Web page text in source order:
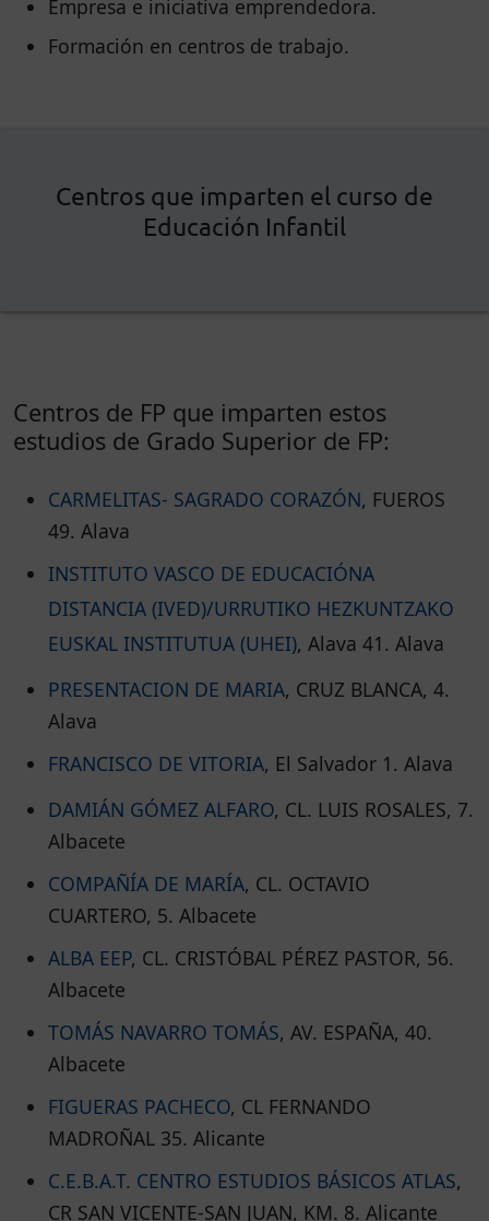
Empresa e iniciativa emprendedora.
Formación en centros de trabajo.
Centros que imparten el curso de
Educación Infantil
Centros de FP que imparten estos
estudios de Grado Superior de FP:
CARMELITAS- SAGRADO CORAZÓN, FUEROS
49. Alava
INSTITUTO VASCO DE EDUCACIÓNA
DISTANCIA (IVED)/URRUTIKO HEZKUNTZAKO
EUSKAL INSTITUTUA (UHEI), Alava 41. Alava
PRESENTACION DE MARIA, CRUZ BLANCA, 4.
Alava
FRANCISCO DE VITORIA, El Salvador 1. Alava
DAMIÁN GÓMEZ ALFARO, CL. LUIS ROSALES, 7.
Albacete
COMPAÑÍA DE MARÍA, CL. OCTAVIO
CUARTERO, 5. Albacete
ALBA EEP, CL. CRISTÓBAL PÉREZ PASTOR, 56.
Albacete
TOMÁS NAVARRO TOMÁS, AV. ESPAÑA, 40.
Albacete
FIGUERAS PACHECO, CL FERNANDO
MADROÑAL 35. Alicante
C.E.B.A.T. CENTRO ESTUDIOS BÁSICOS ATLAS,
CR SAN VICENTE-SAN JUAN, KM. 8. Alicante